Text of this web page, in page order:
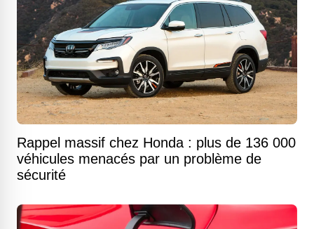
Rappel massif chez Honda : plus de 136 000
véhicules menacés par un problème de
sécurité